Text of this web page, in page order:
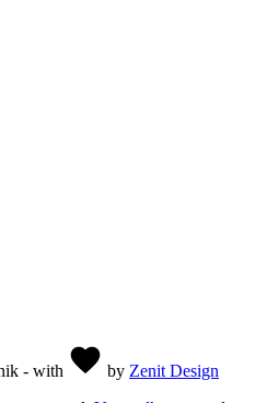
- with by Zenit Design